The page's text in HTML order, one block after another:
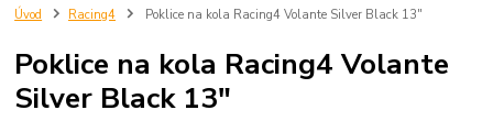
Úvod Racing4 Poklice na kola Racing4 Volante Silver Black 13"
Poklice na kola Racing4 Volante
Silver Black 13"